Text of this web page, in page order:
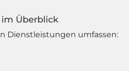
Überblick
Dienstleistungen umfassen: